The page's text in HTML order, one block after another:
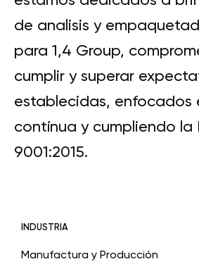
de analisis y
para 1,4 Group,
cumplir y superar
establecidas, enfocados
contínua y cumpliendo la
9001:2015.
INDUSTRIA
Manufactura y Producción